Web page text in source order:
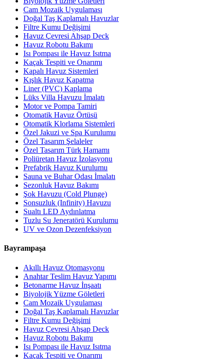
Cam Mozaik Uygulaması
Doğal Taş Kaplamalı Havuzlar
Filtre Kumu Değişimi
Havuz Çevresi Ahşap Deck
Havuz Robotu Bakımı
Isı Pompası ile Havuz Isıtma
Kaçak Tespiti ve Onarımı
Kapalı Havuz Sistemleri
Kışlık Havuz Kapatma
Liner (PVC) Kaplama
Lüks Villa Havuzu İmalatı
Motor ve Pompa Tamiri
Otomatik Havuz Örtüsü
Otomatik Klorlama Sistemleri
Özel Jakuzi ve Spa Kurulumu
Özel Tasarım Şelaleler
Özel Tasarım Türk Hamamı
Poliüretan Havuz İzolasyonu
Prefabrik Havuz Kurulumu
Sauna ve Buhar Odası İmalatı
Sezonluk Havuz Bakımı
Şok Havuzu (Cold Plunge)
Sonsuzluk (Infinity) Havuzu
Sualtı LED Aydınlatma
Tuzlu Su Jeneratörü Kurulumu
UV ve Ozon Dezenfeksiyon
Bayrampaşa
Akıllı Havuz Otomasyonu
Anahtar Teslim Havuz Yapımı
Betonarme Havuz İnşaatı
Biyolojik Yüzme Göletleri
Cam Mozaik Uygulaması
Doğal Taş Kaplamalı Havuzlar
Filtre Kumu Değişimi
Havuz Çevresi Ahşap Deck
Havuz Robotu Bakımı
Isı Pompası ile Havuz Isıtma
Kaçak Tespiti ve Onarımı